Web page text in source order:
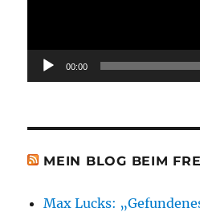
00:00
MEIN BLOG BEIM
Max Lucks: